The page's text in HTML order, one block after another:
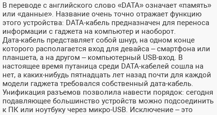
В переводе с английского слово «DATA» означает «память»
или «данные». Название очень точно отражает функцию
этого устройства: DATA-кабель предназначен для переноса
информации с гаджета на компьютер и наоборот.
Дата-кабель представляет собой шнур, на одном конце
которого располагается вход для девайса – смартфона или
планшета, а на другом – компьютерный USB-вход. В
настоящее время путаница среди DATA-кабелей сошла на
нет, а каких-нибудь пятнадцать лет назад почти для каждой
модели гаджета требовался собственный дата-кабель.
Унификация разъемов позволила навести порядок: сегодня
подавляющее большинство устройств можно подсоединить
к ПК или ноутбуку через микро-USB. Исключение – это